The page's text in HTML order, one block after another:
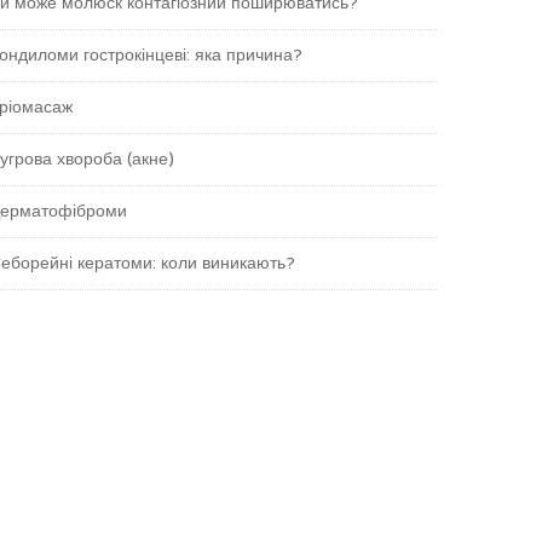
гострокінцеві: яка причина?
хвороба (акне)
кератоми: коли виникають?